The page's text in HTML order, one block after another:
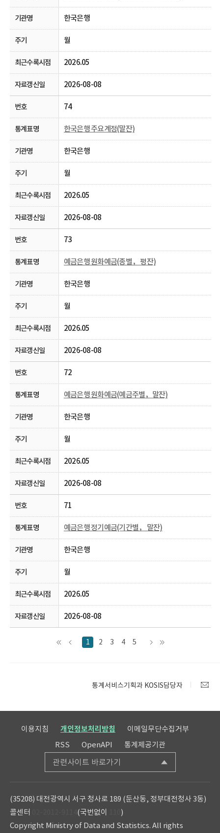
한국은행
월
2026.05
2026-08-08
74
한국은행 주요계정(말잔)
한국은행
월
2026.05
2026-08-08
73
예금은행 원화예금(종별， 평잔)
한국은행
월
2026.05
2026-08-08
72
예금은행 원화예금(예금주별，말잔)
한국은행
월
2026.05
2026-08-08
71
예금은행 정기예금(기간별， 말잔)
한국은행
월
2026.05
2026-08-08
1 2 3 4 5
통계서비스기획과 KOSIS담당자
이용지침 개인정보처리방침
이메일무단수집거부
RSS
OpenAPI 통계제공기관
관련사이트 바로가기
(35208) 대전광역시 서구 청사로 189 (둔산동, 정부대전청사 3동)
콜센터
(국번없이
)
Copyright Ministry of Data and Statistics. All rights